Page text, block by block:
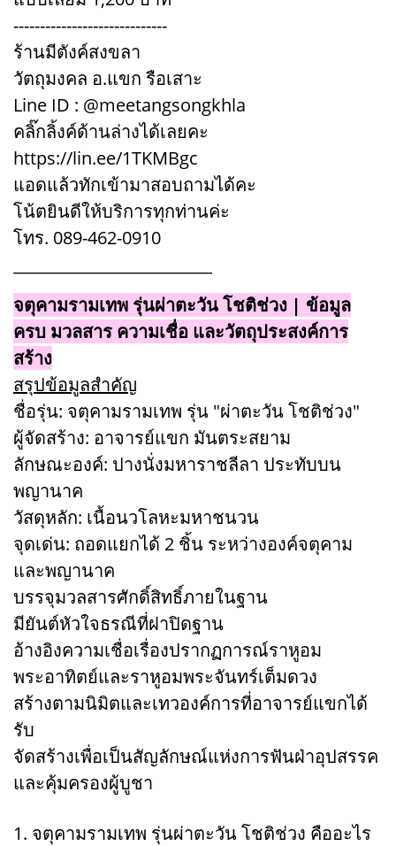
-----------------------------
ร้านมีตังค์สงขลา
วัตถุมงคล อ.แขก รือเสาะ
Line ID : @meetangsongkhla
คลิ๊กลิ้งค์ด้านล่างได้เลยคะ
https://lin.ee/1TKMBgc
แอดแล้วทักเข้ามาสอบถามได้คะ
โน้ตยินดีให้บริการทุกท่านค่ะ
โทร. 089-462-0910
จตุคามรามเทพ รุ่นผ่าตะวัน โชติช่วง | ข้อมูล
ครบ มวลสาร ความเชื่อ และวัตถุประสงค์การ
สร้าง
สรุปข้อมูลสำคัญ
ชื่อรุ่น: จตุคามรามเทพ รุ่น "ผ่าตะวัน โชติช่วง"
ผู้จัดสร้าง: อาจารย์แขก มันตระสยาม
ลักษณะองค์: ปางนั่งมหาราชลีลา ประทับบน
พญานาค
วัสดุหลัก: เนื้อนวโลหะมหาชนวน
จุดเด่น: ถอดแยกได้ 2 ชิ้น ระหว่างองค์จตุคาม
และพญานาค
บรรจุมวลสารศักดิ์สิทธิ์ภายในฐาน
มียันต์หัวใจธรณีที่ฝาปิดฐาน
อ้างอิงความเชื่อเรื่องปรากฏการณ์ราหูอม
พระอาทิตย์และราหูอมพระจันทร์เต็มดวง
สร้างตามนิมิตและเทวองค์การที่อาจารย์แขกได้
รับ
จัดสร้างเพื่อเป็นสัญลักษณ์แห่งการฟันฝ่าอุปสรรค
และคุ้มครองผู้บูชา
1. จตุคามรามเทพ รุ่นผ่าตะวัน โชติช่วง คืออะไร